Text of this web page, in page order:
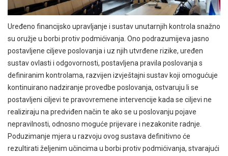
Uređeno financijsko upravljanje i sustav unutarnjih kontrola snažno
su oružje u borbi protiv podmićivanja. Ono podrazumijeva jasno
postavljene ciljeve poslovanja i uz njih utvrđene rizike, uređen
sustav ovlasti i odgovornosti, postavljena pravila poslovanja s
definiranim kontrolama, razvijen izvještajni sustav koji omogućuje
kontinuirano nadziranje provedbe poslovanja, ostvaruju li se
postavljeni ciljevi te pravovremene intervencije kada se ciljevi ne
realiziraju na predviđen način te ako se u poslovanju pojave
nepravilnosti, odnosno moguće prijevare i nezakonite radnje.
Poduzimanje mjera u razvoju ovog sustava definitivno će
rezultirati željenim učincima u borbi protiv podmićivanja, stvarajući